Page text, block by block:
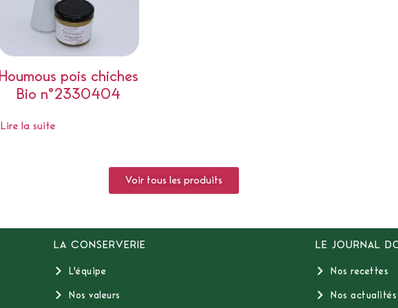
Houmous pois chiches
Bio n°2330404
Lire la suite
Voir tous les produits
LA CONSERVERIE
L'équipe
Nos valeurs
LE JOURNAL
Nos recettes
Nos actualités